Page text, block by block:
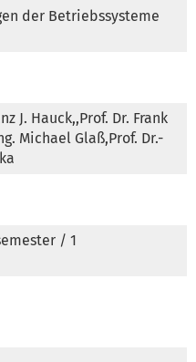
der Betriebssysteme
J. Hauck,,Prof. Dr. Frank
Michael Glaß,Prof. Dr.-
/ 1